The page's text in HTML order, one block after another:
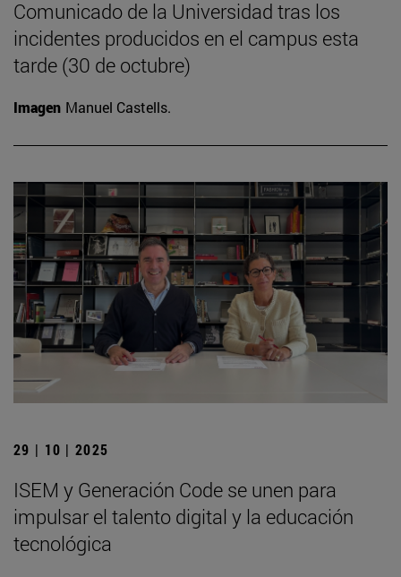
Comunicado de la Universidad tras los
incidentes producidos en el campus esta
tarde (30 de octubre)
Imagen Manuel Castells.
29 | 10 | 2025
ISEM y Generación Code se unen para
impulsar el talento digital y la educación
tecnológica